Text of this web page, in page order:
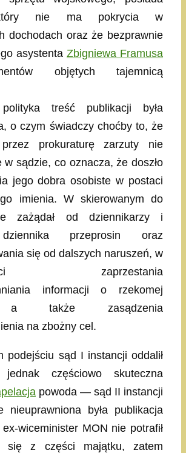
nie ma pokrycia w
dochodach oraz że bezprawnie
asystenta Zbigniewa Framusa
objętych tajemnicą
treść publikacji była
o czym świadczy choćby to, że
przez prokuraturę zarzuty nie
w sądzie, co oznacza, że doszło
jego dobra osobiste w postaci
imienia. W skierowanym do
zażądał od dziennikarzy i
przeprosin oraz
się od dalszych naruszeń, w
zaprzestania
informacji o rzekomej
a także zasądzenia
na zbożny cel.
podejściu sąd I instancji oddalił
jednak częściowo skuteczna
powoda — sąd II instancji
nieuprawniona była publikacja
wiceminister MON nie potrafił
się z części majątku, zatem